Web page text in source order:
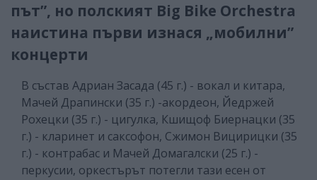
път”, но полският Big Bike Orchestra
наистина първи изнася „мобилни”
концерти
В състав Адриан Засада (45 г.) - вокал и китара,
Мачей Драпински (35 г.) -акордеон, Йедржей
Рохецки (35 г.) - цигулка, Кшищоф Биернацки (35
г.) - кларинет и саксофон, Сжимон Вицирицки (35
г.) - контрабас и Мачей Домагалски (25 г.) -
перкусии, оркестърът потегли тази есен от